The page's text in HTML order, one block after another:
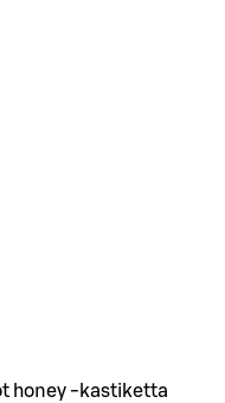
honey -kastiketta